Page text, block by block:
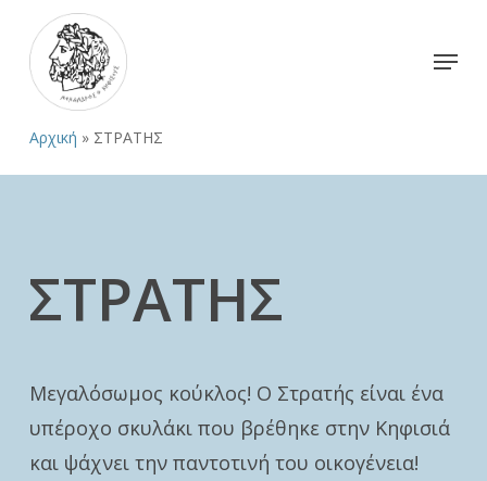
main
content
Menu
Αρχική » ΣΤΡΑΤΗΣ
ΣΤΡΑΤΗΣ
Mεγαλόσωμος κούκλος! Ο Στρατής είναι ένα
υπέροχο σκυλάκι που βρέθηκε στην Κηφισιά
και ψάχνει την παντοτινή του οικογένεια!
Close